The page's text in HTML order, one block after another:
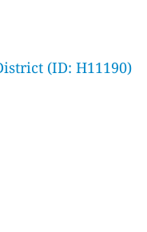
(ID: H11190)